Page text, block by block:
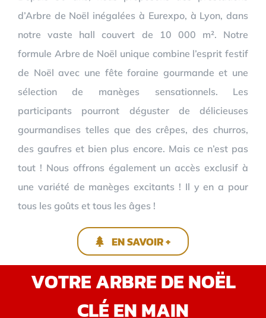
d’Arbre de Noël inégalées à Eurexpo, à Lyon, dans
notre vaste hall couvert de 10 000 m². Notre
formule Arbre de Noël unique combine l’esprit festif
de Noël avec une fête foraine gourmande et une
sélection de manèges sensationnels. Les
participants pourront déguster de délicieuses
gourmandises telles que des crêpes, des churros,
des gaufres et bien plus encore. Mais ce n’est pas
tout ! Nous offrons également un accès exclusif à
une variété de manèges excitants ! Il y en a pour
tous les goûts et tous les âges !
EN SAVOIR +
VOTRE ARBRE DE NOËL
CLÉ EN MAIN